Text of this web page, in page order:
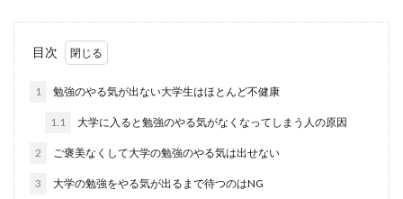
んにスマホを持たせるかどうか悩んでいる親御さ
んもいるので...
目次
1 勉強のやる気が出ない大学生はほとんど不健康
1.1 大学に入ると勉強のやる気がなくなってしまう人の原因
2 ご褒美なくして大学の勉強のやる気は出せない
3 大学の勉強をやる気が出るまで待つのはNG